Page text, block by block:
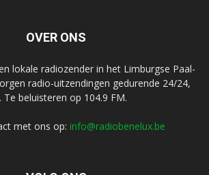
OVER ONS
lokale radiozender in het Limburgse Paal-
radio-uitzendingen gedurende 24/24,
Te beluisteren op 104.9 FM.
met ons op: info@radiobenelux.be